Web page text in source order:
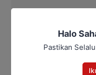
Halo
Pastikan